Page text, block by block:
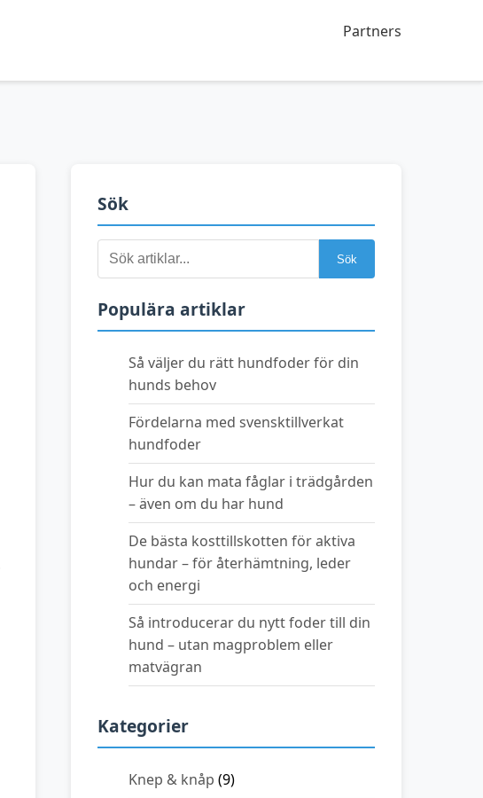
Partners
Sök
Sök
Sök
Populära artiklar
Så väljer du rätt hundfoder för din
hunds behov
Fördelarna med svensktillverkat
hundfoder
Hur du kan mata fåglar i trädgården
– även om du har hund
De bästa kosttillskotten för aktiva
hundar – för återhämtning, leder
och energi
Så introducerar du nytt foder till din
hund – utan magproblem eller
matvägran
Kategorier
Knep & knåp (9)